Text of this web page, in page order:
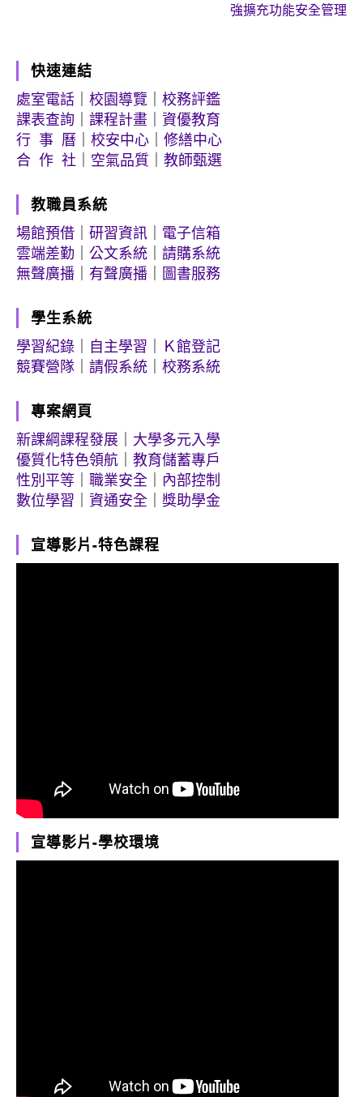
強擴充功能安全管理
快速連結
處室電話
校園導覽
校務評鑑
課表查詢
課程計畫
資優教育
行 事 曆
校安中心
修繕中心
合 作 社
空氣品質 教師甄選
教職員系統
場館預借
研習資訊
電子信箱
雲端差勤
公文系統
請購系統
無聲廣播
有聲廣播 圖書服務
學生系統
學習紀錄
自主學習
Ｋ館登記
競賽營隊
請假系統 校務系統
專案網頁
新課綱課程發展
大學多元入學
優質化特色領航
教育儲蓄專戶
性別平等
職業安全
內部控制
數位學習
資通安全 獎助學金
宣導影片-特色課程
宣導影片-學校環境